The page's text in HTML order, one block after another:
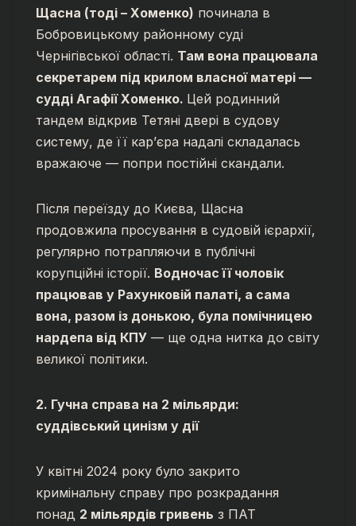
Щасна (тоді – Хоменко) починала в
Бобровицькому районному суді
Чернігівської області. Там вона працювала
секретарем під крилом власної матері —
судді Агафії Хоменко. Цей родинний
тандем відкрив Тетяні двері в судову
систему, де її кар’єра надалі складалась
вражаюче — попри постійні скандали.
Після переїзду до Києва, Щасна
продовжила просування в судовій ієрархії,
регулярно потрапляючи в публічні
корупційні історії. Водночас її чоловік
працював у Рахунковій палаті, а сама
вона, разом із донькою, була помічницею
нардепа від КПУ — ще одна нитка до світу
великої політики.
2. Гучна справа на 2 мільярди:
суддівський цинізм у дії
У квітні 2024 року було закрито
кримінальну справу про розкрадання
понад 2 мільярдів гривень з ПАТ